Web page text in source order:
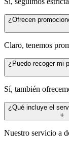
¿Ofrecen
Claro, tenemos
¿Puedo recoger mi
Sí, también
¿Qué incluye el
Nuestro servicio a